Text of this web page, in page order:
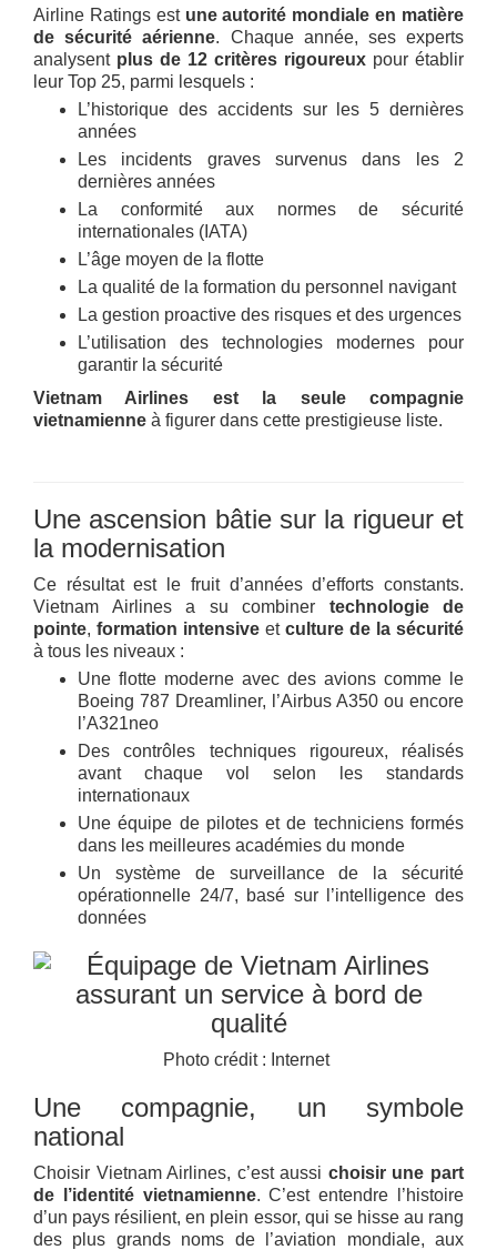
Airline Ratings est une autorité mondiale en matière
de sécurité aérienne. Chaque année, ses experts
analysent plus de 12 critères rigoureux pour établir
leur Top 25, parmi lesquels :
L’historique des accidents sur les 5 dernières
années
Les incidents graves survenus dans les 2
dernières années
La conformité aux normes de sécurité
internationales (IATA)
L’âge moyen de la flotte
La qualité de la formation du personnel navigant
La gestion proactive des risques et des urgences
L’utilisation des technologies modernes pour
garantir la sécurité
Vietnam Airlines est la seule compagnie
vietnamienne à figurer dans cette prestigieuse liste.
Une ascension bâtie sur la rigueur et
la modernisation
Ce résultat est le fruit d’années d’efforts constants.
Vietnam Airlines a su combiner technologie de
pointe, formation intensive et culture de la sécurité
à tous les niveaux :
Une flotte moderne avec des avions comme le
Boeing 787 Dreamliner, l’Airbus A350 ou encore
l’A321neo
Des contrôles techniques rigoureux, réalisés
avant chaque vol selon les standards
internationaux
Une équipe de pilotes et de techniciens formés
dans les meilleures académies du monde
Un système de surveillance de la sécurité
opérationnelle 24/7, basé sur l’intelligence des
données
Photo crédit : Internet
Une compagnie, un symbole
national
Choisir Vietnam Airlines, c’est aussi choisir une part
de l’identité vietnamienne. C’est entendre l’histoire
d’un pays résilient, en plein essor, qui se hisse au rang
des plus grands noms de l’aviation mondiale, aux